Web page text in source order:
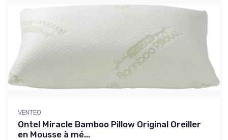
VENTEO
Ontel Miracle Bamboo Pillow Original Oreiller
en Mousse à mé...